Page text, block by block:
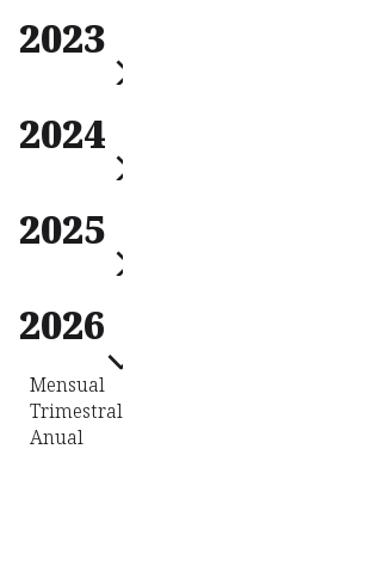
Trimestral
Anual
2023
Trimestral
Anual
2024
Trimestral
Anual
2025
Trimestral
Anual
2026
Mensual
Trimestral
Anual